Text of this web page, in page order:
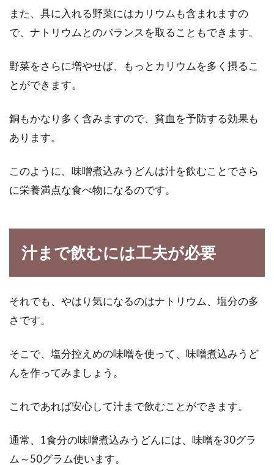
また、具に入れる野菜にはカリウムも含まれますの
で、ナトリウムとのバランスを取ることもできます。
野菜をさらに増やせば、もっとカリウムを多く摂るこ
とができます。
銅もかなり多く含みますので、貧血を予防する効果も
あります。
このように、味噌煮込みうどんは汁を飲むことでさら
に栄養満点な食べ物になるのです。
汁まで飲むには工夫が必要
それでも、やはり気になるのはナトリウム、塩分の多
さです。
そこで、塩分控えめの味噌を使って、味噌煮込みうど
んを作ってみましょう。
これであれば安心して汁まで飲むことができます。
通常、1食分の味噌煮込みうどんには、味噌を30グラ
ム～50グラム使います。